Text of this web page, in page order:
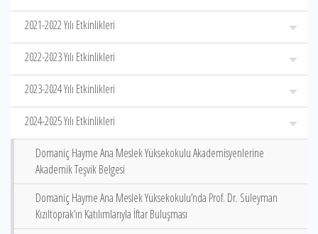
2021-2022 Yılı Etkinlikleri
2022-2023 Yılı Etkinlikleri
2023-2024 Yılı Etkinlikleri
2024-2025 Yılı Etkinlikleri
Domaniç Hayme Ana Meslek Yüksekokulu Akademisyenlerine
Akademik Teşvik Belgesi
Domaniç Hayme Ana Meslek Yüksekokulu’nda Prof. Dr. Süleyman
Kızıltoprak’ın Katılımlarıyla İftar Buluşması